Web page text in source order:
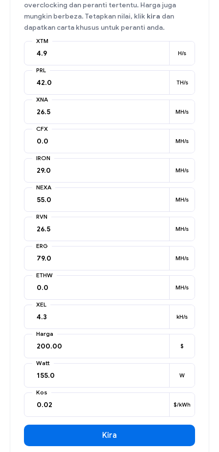
overclocking dan peranti tertentu. Harga juga
mungkin berbeza. Tetapkan nilai, klik kira dan
dapatkan carta khusus untuk peranti anda.
XTM
H/s
PRL
TH/s
XNA
MH/s
CFX
MH/s
IRON
MH/s
NEXA
MH/s
RVN
MH/s
ERG
MH/s
ETHW
MH/s
XEL
kH/s
Harga
$
Watt
W
Kos
$/kWh
Kira